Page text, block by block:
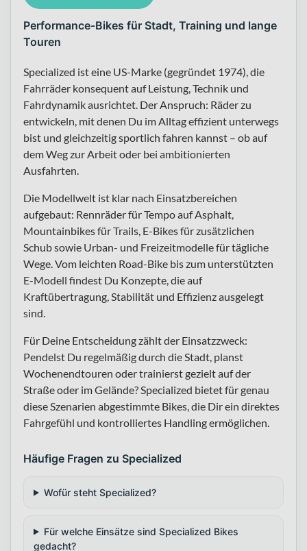
Performance-Bikes für Stadt, Training und lange
Touren
Specialized ist eine US-Marke (gegründet 1974), die
Fahrräder konsequent auf Leistung, Technik und
Fahrdynamik ausrichtet. Der Anspruch: Räder zu
entwickeln, mit denen Du im Alltag effizient unterwegs
bist und gleichzeitig sportlich fahren kannst – ob auf
dem Weg zur Arbeit oder bei ambitionierten
Ausfahrten.
Die Modellwelt ist klar nach Einsatzbereichen
aufgebaut: Rennräder für Tempo auf Asphalt,
Mountainbikes für Trails, E-Bikes für zusätzlichen
Schub sowie Urban- und Freizeitmodelle für tägliche
Wege. Vom leichten Road-Bike bis zum unterstützten
E-Modell findest Du Konzepte, die auf
Kraftübertragung, Stabilität und Effizienz ausgelegt
sind.
Für Deine Entscheidung zählt der Einsatzzweck:
Pendelst Du regelmäßig durch die Stadt, planst
Wochenendtouren oder trainierst gezielt auf der
Straße oder im Gelände? Specialized bietet für genau
diese Szenarien abgestimmte Bikes, die Dir ein direktes
Fahrgefühl und kontrolliertes Handling ermöglichen.
Häufige Fragen zu Specialized
Wofür steht Specialized?
Für welche Einsätze sind Specialized Bikes
gedacht?